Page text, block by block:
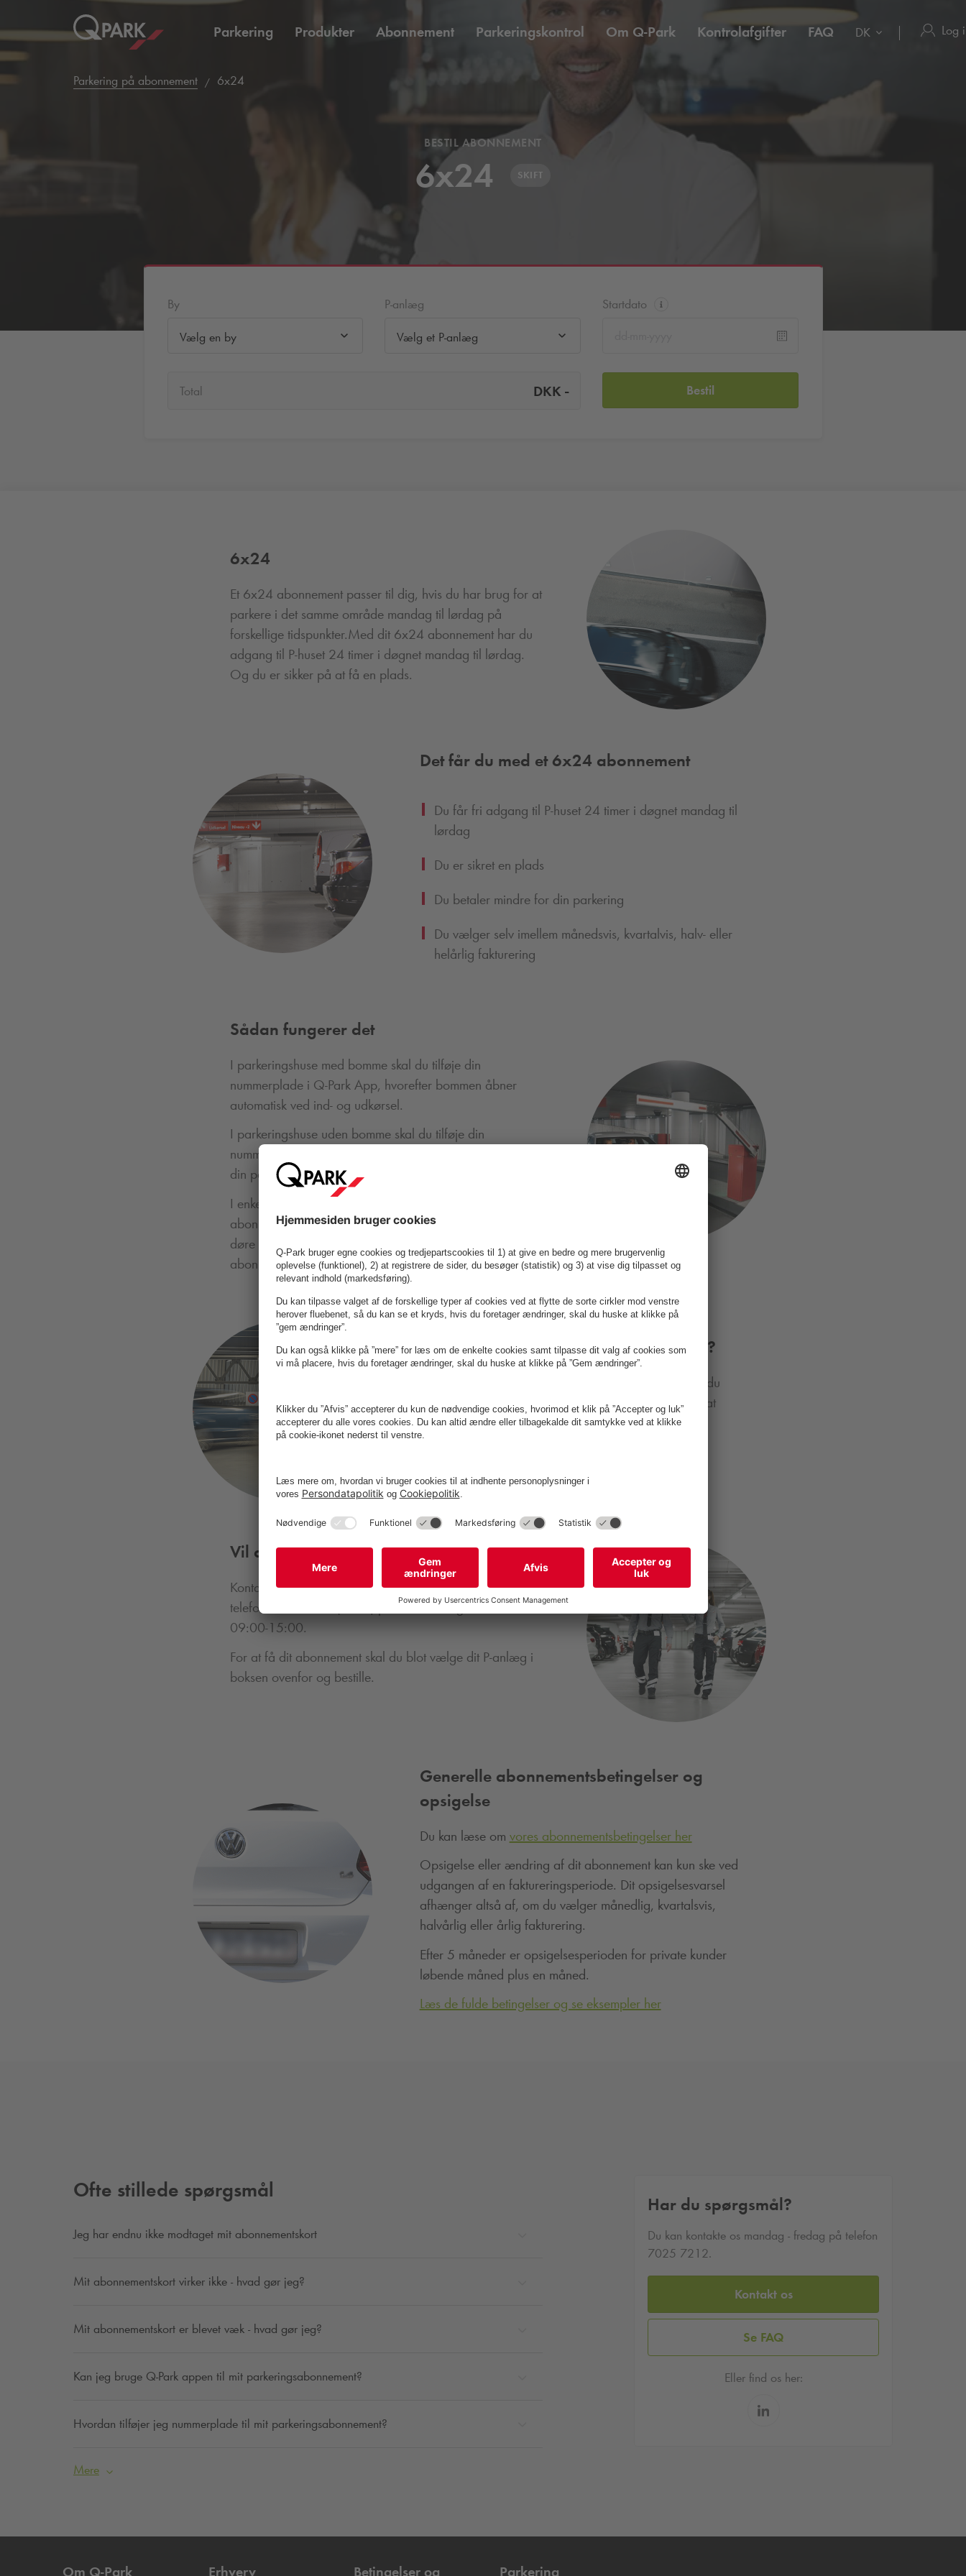
Parkering Produkter Abonnement Parkeringskontrol Om Q-Park Kontrolafgifter FAQ DK Log
Parkering på abonnement 6x24
BESTIL ABONNEMENT
6x24 SKIFT
By
Vælg en by
P-anlæg
Vælg et P-anlæg
Startdato
Total DKK - Bestil
6x24
Et 6x24 abonnement passer til dig, hvis du har brug for at
parkere i det samme område mandag til lørdag på
forskellige tidspunkter.Med dit 6x24 abonnement har du
adgang til P-huset 24 timer i døgnet mandag til lørdag.
Og du er sikker på at få en plads.
Det får du med et 6x24 abonnement
Du får fri adgang til P-huset 24 timer i døgnet mandag til
lørdag
Du er sikret en plads
Du betaler mindre for din parkering
Du vælger selv imellem månedsvis, kvartalvis, halv- eller
helårlig fakturering
Sådan fungerer det
I parkeringshuse med bomme skal du tilføje din
nummerplade i Q-ParkApp, hvorefter bommen åbner
automatisk ved ind- og udkørsel.
I parkeringshuse uden bomme skal du tilføje din
nummerplade i
din parkering er dækket af et abonnement.
I enkelte parkeringshuse skal du scanne et fysisk
abonnementskort for adgang via bomme.
døre skal du scanne en QR-kode i appen eller
abonnementskortet.
Har du brug for mange abonnementer?
Du kan bestille op til fem abonnementer herinde. Har du
brug for et større antal abonnementer, så er vi klar til at
hjælpe.
Vil du vide mere om dette abonnement?
Kontakt Salgssupport på e-mailsalg@q-park.dk eller
telefon 70257212 (tast 4) på alle hverdage mellem kl.
09:00-15:00.
For at få dit abonnement skal du blot vælge dit P-anlæg i
boksen ovenfor og bestille.
Generelle abonnementsbetingelser og
opsigelse
Du kan læse om vores abonnementsbetingelser her
Opsigelse eller ændring af dit abonnement kan kun ske ved
udgangen af en faktureringsperiode. Dit opsigelsesvarsel
afhænger altså af, om du vælger månedlig, kvartalsvis,
halvårlig eller årlig fakturering.
Efter 5 måneder er opsigelsesperioden for private kunder
løbende måned plus en måned.
Læs de fulde betingelser og se eksempler her
Ofte stillede spørgsmål
Jeg har endnu ikke modtaget mit abonnementskort
Mit abonnementskort virker ikke - hvad gør jeg?
Mit abonnementskort er blevet væk - hvad gør jeg?
Kan jeg bruge Q-Park appen til mit parkeringsabonnement?
Hvordan tilføjer jeg nummerplade til mit parkeringsabonnement?
Mere
Har du spørgsmål?
Du kan kontakte os mandag - fredag på telefon
7025 7212.
Kontakt os
Se FAQ
Eller find os her:
Om Q-Park Erhverv Betingelser og Parkering